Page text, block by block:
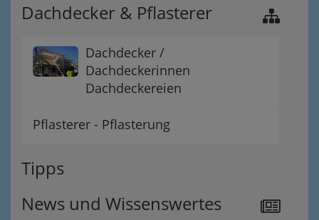
Dachdecker & Pflasterer
Dachdecker /
Dachdeckerinnen
Dachdeckereien
Pflasterer - Pflasterung
Tipps
News und Wissenswertes